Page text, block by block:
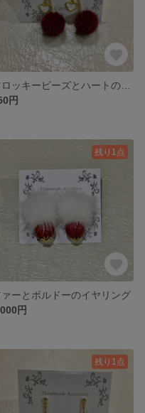
円
残り1点
ァーとボルドーのイヤリング
円
残り1点